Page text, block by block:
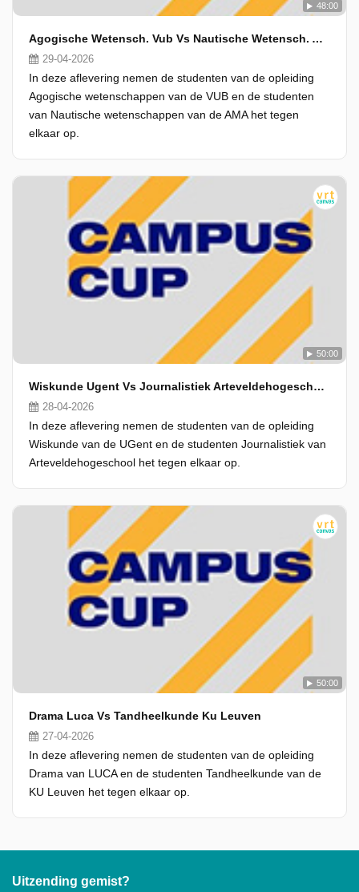
48:00
Agogische Wetensch. Vub Vs Nautische Wetensch. Ama
29-04-2026
In deze aflevering nemen de studenten van de opleiding
Agogische wetenschappen van de VUB en de studenten
van Nautische wetenschappen van de AMA het tegen
elkaar op.
50:00
Wiskunde Ugent Vs Journalistiek Arteveldehogeschool
28-04-2026
In deze aflevering nemen de studenten van de opleiding
Wiskunde van de UGent en de studenten Journalistiek van
Arteveldehogeschool het tegen elkaar op.
50:00
Drama Luca Vs Tandheelkunde Ku Leuven
27-04-2026
In deze aflevering nemen de studenten van de opleiding
Drama van LUCA en de studenten Tandheelkunde van de
KU Leuven het tegen elkaar op.
Uitzending gemist?